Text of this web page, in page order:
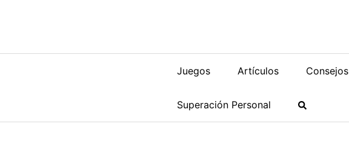
Juegos Artículos Consejos
Superación Personal